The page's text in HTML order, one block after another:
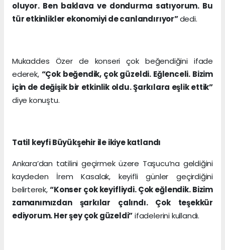
oluyor. Ben baklava ve dondurma satıyorum. Bu
tür etkinlikler ekonomiyi de canlandırıyor”dedi.
Mukaddes Özer de konseri çok beğendiğini ifade
ederek, “Çok beğendik, çok güzeldi. Eğlenceli. Bizim
için de değişik bir etkinlik oldu. Şarkılara eşlik ettik”
diye konuştu.
Tatil keyfi Büyükşehir ile ikiye katlandı
Ankara’dan tatilini geçirmek üzere Taşucu’na geldiğini
kaydeden İrem Kasalak, keyifli günler geçirdiğini
belirterek,“Konser çok keyifliydi. Çok eğlendik. Bizim
zamanımızdan şarkılar çalındı. Çok teşekkür
ediyorum. Her şey çok güzeldi”ifadelerini kullandı.